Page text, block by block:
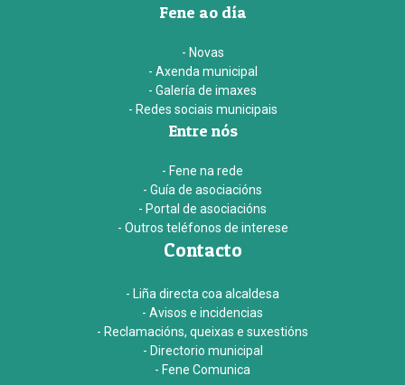
Fene ao día
- Novas
- Axenda municipal
- Galería de imaxes
- Redes sociais municipais
Entre nós
- Fene na rede
- Guía de asociacións
- Portal de asociacións
- Outros teléfonos de interese
Contacto
- Liña directa coa alcaldesa
- Avisos e incidencias
- Reclamacións, queixas e suxestións
- Directorio municipal
- Fene Comunica